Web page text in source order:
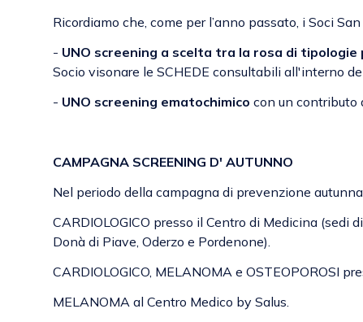
Ricordiamo che, come per l’anno passato, i Soci
- UNO screening a scelta tra la rosa di
Socio visonare le SCHEDE consultabili all'interno
- UNO screening ematochimico con un contributo
CAMPAGNA SCREENING D' AUTUNNO
Nel periodo della campagna di prevenzione
CARDIOLOGICO presso il Centro di Medicina (sedi
Donà di Piave, Oderzo e Pordenone).
CARDIOLOGICO, MELANOMA e OSTEOPOROSI
MELANOMA al Centro Medico by Salus.